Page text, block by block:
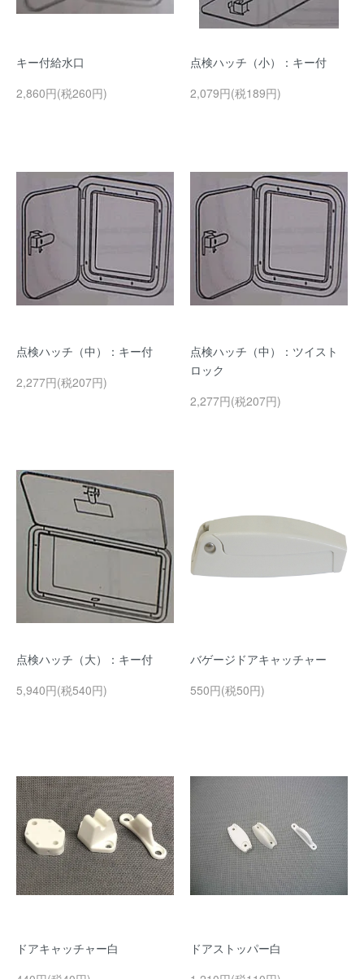
キー付給水口
2,860円(税260円)
点検ハッチ（小）：キー付
2,079円(税189円)
点検ハッチ（中）：キー付
2,277円(税207円)
点検ハッチ（中）：ツイスト
ロック
2,277円(税207円)
点検ハッチ（大）：キー付
5,940円(税540円)
バゲージドアキャッチャー
550円(税50円)
ドアキャッチャー白
ドアストッパー白